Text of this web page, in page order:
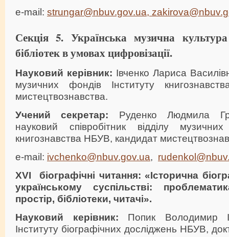
e-mail: strungar@nbuv.gov.ua,
Секція 5. Українська музична
бібліотек в умовах цифровізації.
Науковий керівник: Івченко Лариса
музичних фондів Інституту
мистецтвознавства.
Учений секретар: Руденко Людмила
науковий співробітник відділу
книгознавства НБУВ, кандидат
e-mail: ivchenko@nbuv.gov.ua,
XVI
біографічні читання: «Історична
українському суспільстві:
простір, бібліотеки, читачі».
Науковий керівник: Попик Володимир
Інституту біографічних досліджень НБУВ,